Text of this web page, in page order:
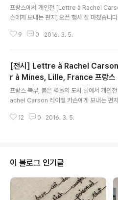
랑스
프랑스에서 개인전 [Lettre à Rachel
슨에게 보내는 편지] 오픈 행사 잘 마쳤습니
위치한 Café de la Fontaine에서 열립니다.
요 거점으로 지역의 전시, 공연 등 다양한 문
하는 어소시에이션이 있고, 멤버들이 지역 주
해 전시 공간을 꽉 채울 정도로 많은 분이 찾
전시를 물심양면으로 도와준 두 친구 파올라
프랑스어로 진행하였습니다. 한국에서..
9 0 2016. 3. 5.
[전시] Lettre à Rachel
r à Mines, Lille, France 프랑스
프랑스 북부, 붉은 벽돌의 도시 릴에서 개인
achel Carson 레이첼 카슨에게 보내는 편지
설치했고, 낮에 거리를 다니는 사람들이 들여
이야기를 나누었습니다. 균형에 대한 다양한
한 해석을 들을 수 있는 시간이었습니다. «
hel Carson »une Exposition de Yoa
27 Février 2016 (18h à 0h)Le Bar à
e..
12 0 2016. 3. 5.
이 블로그 인기글